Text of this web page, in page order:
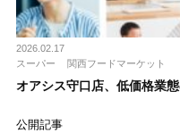
2026.02.17
スーパー
関西フードマーケット
オアシス守口店、低価格業
公開記事